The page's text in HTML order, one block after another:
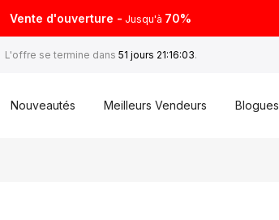
Vente d'ouverture - Jusqu'à 70%
L'offre se termine dans 51 jours 21:16:03.
Nouveautés Meilleurs Vendeurs Blogues